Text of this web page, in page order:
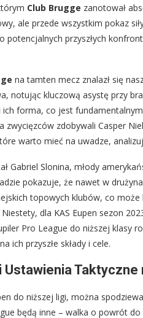
Club Brugge zanotował
ale przede wszystkim pokaz
przyszłych
na tamten mecz znalazł się
notując kluczową asystę przy
forma, co jest
zdobywali Casper
warto mieć na uwadze,
Gabriel Slonina, młody
pokazuje, że nawet w
topowych klubów, co
dla KAS Eupen sezon
Pro League do niższej klasy
ich przyszłe składy i cele.
Ustawienia
do niższej ligi, można
będą inne – walka o powrót